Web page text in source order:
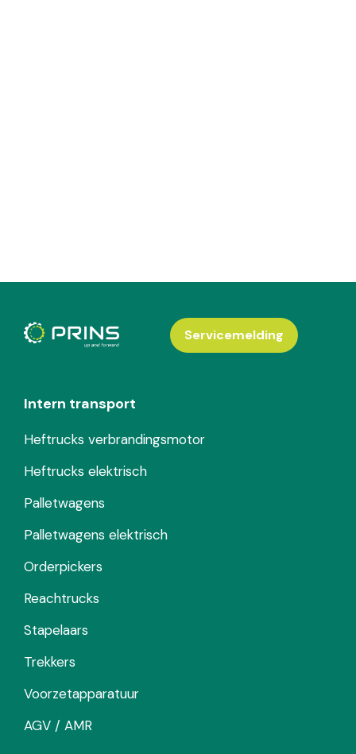
Intern transport
Heftrucks verbrandingsmotor
Heftrucks elektrisch
Palletwagens
Palletwagens elektrisch
Orderpickers
Reachtrucks
Stapelaars
Trekkers
Voorzetapparatuur
AGV / AMR
Servicemelding